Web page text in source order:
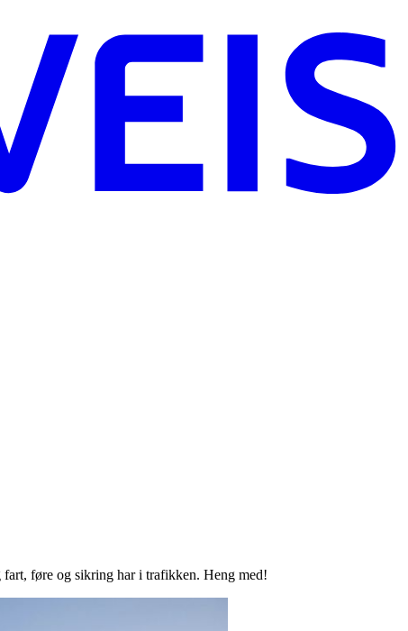
føre og sikring har i trafikken. Heng med!